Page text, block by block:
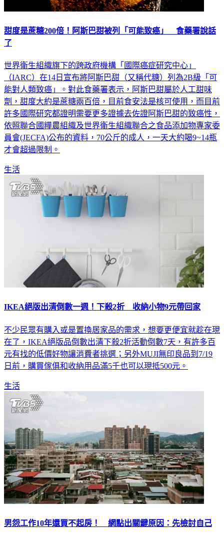
甜度是蔗糖200倍！阿斯巴甜被列「可能致癌」 食藥署說話
了
世界衛生組織旗下的跨政府機構「國際癌症研究中心」
（IARC）在14日宣布將阿斯巴甜（又稱代糖）列為2B級「可
能對人類致癌」。對此食藥署表示，阿斯巴甜屬於人工甜味
劑，甜度大約是蔗糖兩百倍，目前食安法是核可使用，而目前
許多國際研究都證明需要更多證據去佐證阿斯巴甜的致癌性，
依照聯合國糧農組織及世界衛生組織聯合之食品添加物專家委
員會(JECFA)公布的資料，70公斤的成人，一天大約喝9~14瓶
才會超過限制。
生活
IKEA絕版出清倒數一週！下殺2折 收納小物9元帶回家
不少民眾有購入或是置換居家品的需求，想要更便宜就趁在現
在了，IKEA絕版品倒數出清下殺2折活動倒數7天，有許多百
元有找的低價好物讓消費者挑選；另外MUJI無印良品到7/19
日前，購買傢俱和收納用品滿5千也可以現抵500元。
生活
男怨工作10年還買不起房！ 網點出關鍵原因：先檢討自己